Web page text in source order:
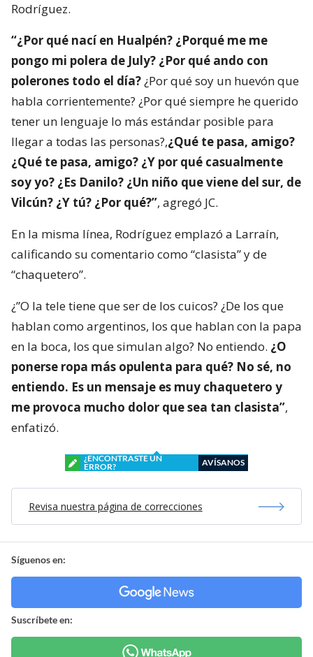
Rodríguez.
“¿Por qué nací en Hualpén? ¿Porqué me me
pongo mi polera de July? ¿Por qué ando con
polerones todo el día?¿Por qué soy un huevón que
habla corrientemente? ¿Por qué siempre he querido
tener un lenguaje lo más estándar posible para
llegar a todas las personas?,¿Qué te pasa, amigo?
¿Qué te pasa, amigo? ¿Y por qué casualmente
soy yo? ¿Es Danilo? ¿Un niño que viene del sur, de
Vilcún? ¿Y tú? ¿Por qué?”, agregó JC.
En la misma línea, Rodríguez emplazó a Larraín,
calificando su comentario como “clasista” y de
“chaquetero”.
¿”O la tele tiene que ser de los cuicos? ¿De los que
hablan como argentinos, los que hablan con la papa
en la boca, los que simulan algo? No entiendo. ¿O
ponerse ropa más opulenta para qué? No sé, no
entiendo. Es un mensaje es muy chaquetero y
me provoca mucho dolor que sea tan clasista”,
enfatizó.
¿ENCONTRASTE UN
ERROR?
AVÍSANOS
Revisa nuestra página de correcciones
Síguenos en:
Suscríbete en: